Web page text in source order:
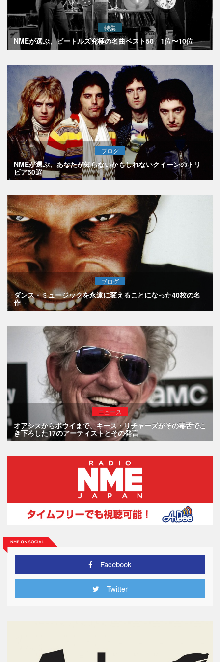
特集
NMEが選ぶ、ビートルズ究極の名曲ベスト50 1位〜10位
ブログ
NMEが選ぶ、あなたが知らないかもしれないクイーンのトリ
ビア50選
ブログ
ダンス・ミュージックを永遠に変えることになった40枚の名
作
ニュース
オアシスからボウイまで、キース・リチャーズがその毒舌でこ
き下ろした17のアーティストとその発言
Facebook
Twitter